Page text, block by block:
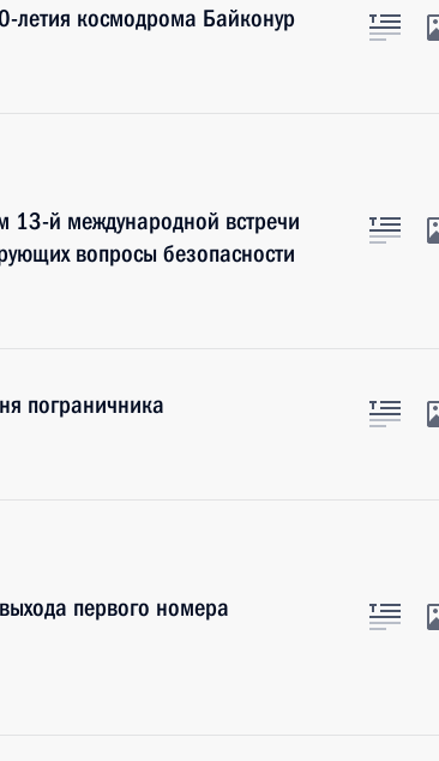
летия космодрома Байконур
13-й международной встречи
вопросы безопасности
пограничника
первого номера